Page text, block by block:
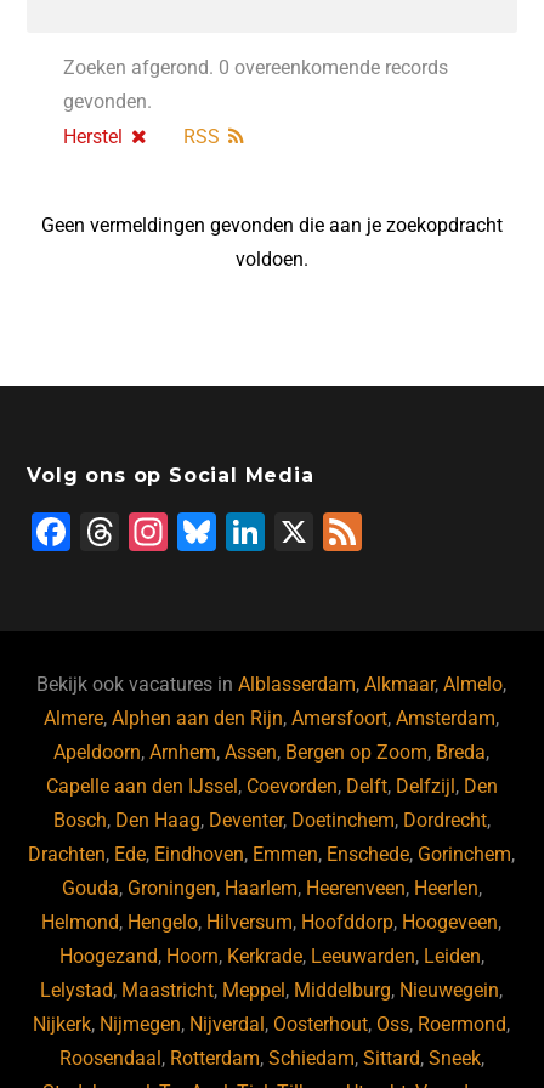
Zoeken afgerond. 0 overeenkomende records
gevonden.
Herstel
RSS
Geen vermeldingen gevonden die aan je zoekopdracht
voldoen.
Volg ons op Social Media
F
b
o
o
k
T
d
s
In
a
m
Bl
ky
Li
dI
n
X
Bekijk ook vacatures inAlblasserdam,Alkmaar,Almelo,
Almere,Alphen aan den Rijn,Amersfoort,Amsterdam,
Apeldoorn,Arnhem,Assen, Bergen op Zoom, Breda,
Capelle aan den IJssel , Coevorden, Delft, Delfzijl , Den
Bosch, Den Haag, Deventer, Doetinchem, Dordrecht,
Drachten, Ede, Eindhoven, Emmen, Enschede, Gorinchem,
Gouda, Groningen, Haarlem, Heerenveen, Heerlen,
Helmond, Hengelo, Hilversum, Hoofddorp, Hoogeveen,
Hoogezand, Hoorn, Kerkrade, Leeuwarden, Leiden,
Lelystad, Maastricht, Meppel , Middelburg, Nieuwegein,
Nijkerk, Nijmegen, Nijverdal , Oosterhout, Oss, Roermond,
Roosendaal , Rotterdam, Schiedam, Sittard, Sneek,